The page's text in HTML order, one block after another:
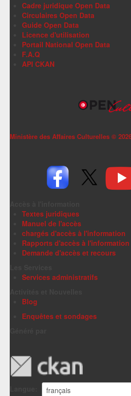
Cadre juridique Open Data
Circulaires Open Data
Guide Open Data
Licence d'utilisation
Portail National Open Data
F.A.Q
API CKAN
Ministère des Affaires Culturelles ©
Textes juridiques
Manuel de l'accès
chargés d'accès à l'information
Rapports d'accès à l'information
Demande d'accès et recours
Services administratifs
Blog
Enquêtes et sondages